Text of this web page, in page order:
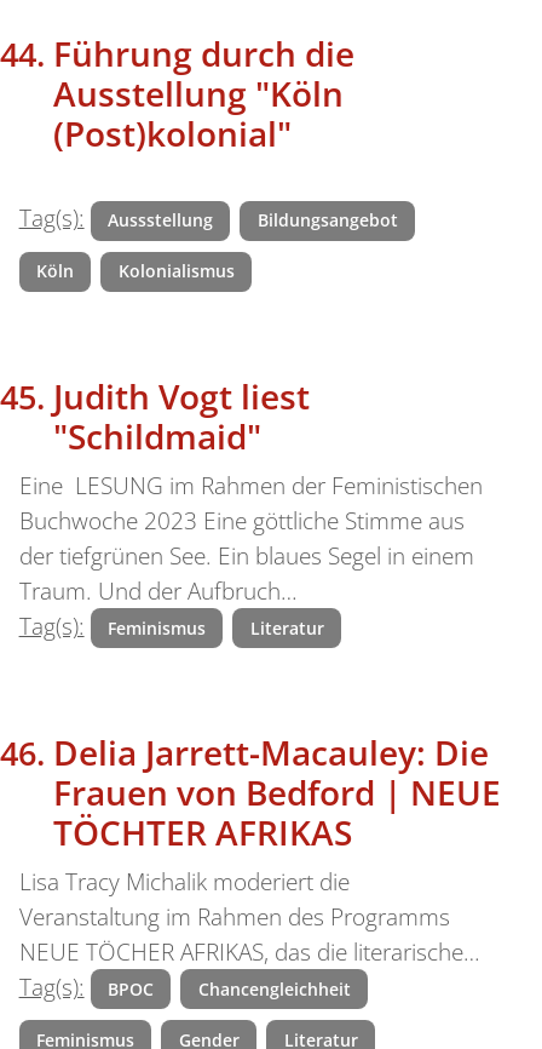
Führung durch die
Ausstellung "Köln
(Post)kolonial"
Tag(s): Aussstellung Bildungsangebot
Köln Kolonialismus
Judith Vogt liest
"Schildmaid"
Eine LESUNG im Rahmen der Feministischen
Buchwoche 2023 Eine göttliche Stimme aus
der tiefgrünen See. Ein blaues Segel in einem
Traum. Und der Aufbruch…
Tag(s):
Feminismus Literatur
Delia Jarrett-Macauley: Die
Frauen von Bedford | NEUE
TÖCHTER AFRIKAS
Lisa Tracy Michalik moderiert die
Veranstaltung im Rahmen des Programms
NEUE TÖCHER AFRIKAS, das die literarische…
Tag(s):
BPOC Chancengleichheit
Feminismus Gender Literatur